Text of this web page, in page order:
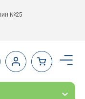
№25